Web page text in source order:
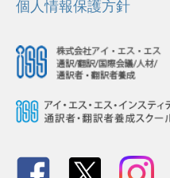
個人情報保護方針